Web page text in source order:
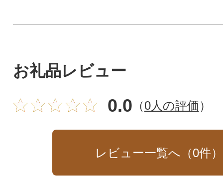
お礼品レビュー
0.0 （0人の評価）
レビュー一覧へ（0件）